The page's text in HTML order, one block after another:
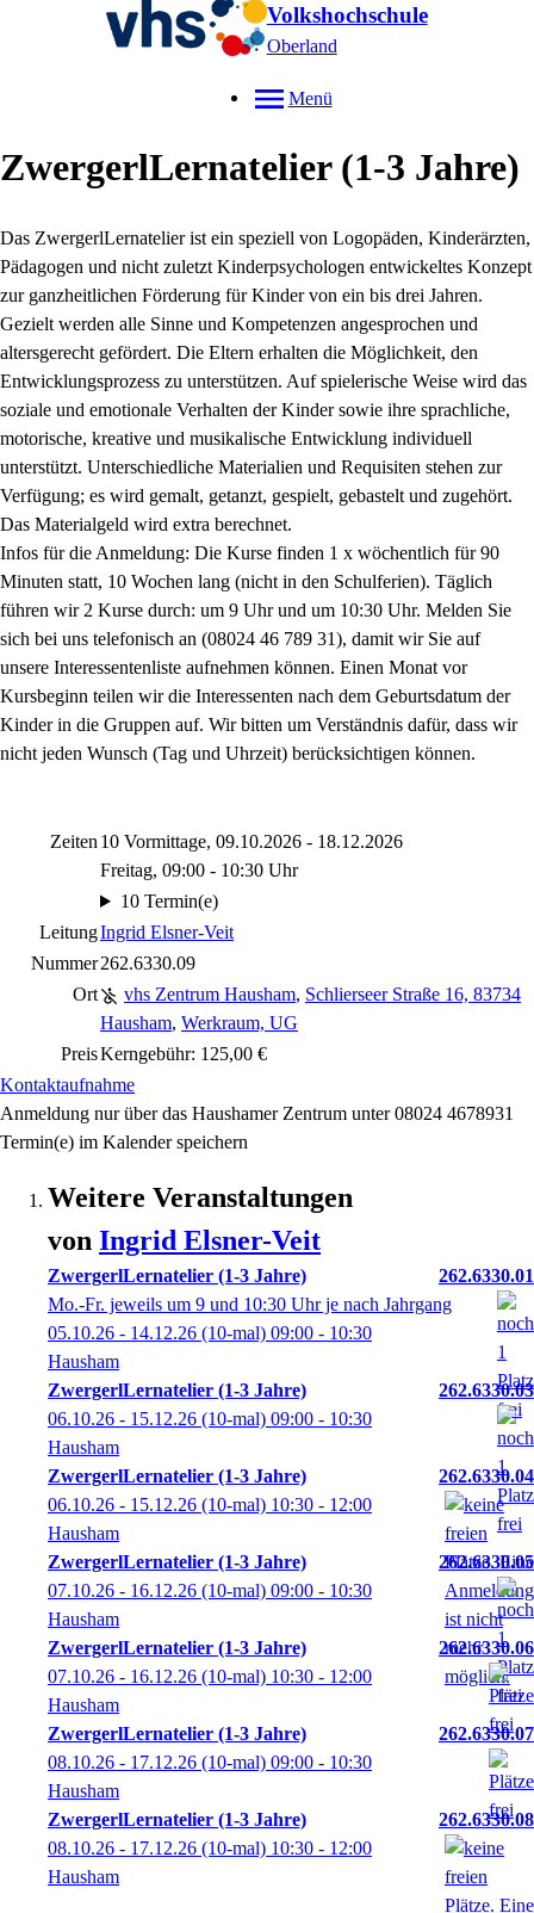
Volkshochschule
Oberland
Menü
ZwergerlLernatelier (1-3 Jahre)
Das ZwergerlLernatelier ist ein speziell von Logopäden, Kinderärzten,
Pädagogen und nicht zuletzt Kinderpsychologen entwickeltes Konzept
zur ganzheitlichen Förderung für Kinder von ein bis drei Jahren.
Gezielt werden alle Sinne und Kompetenzen angesprochen und
altersgerecht gefördert. Die Eltern erhalten die Möglichkeit, den
Entwicklungsprozess zu unterstützen. Auf spielerische Weise wird das
soziale und emotionale Verhalten der Kinder sowie ihre sprachliche,
motorische, kreative und musikalische Entwicklung individuell
unterstützt. Unterschiedliche Materialien und Requisiten stehen zur
Verfügung; es wird gemalt, getanzt, gespielt, gebastelt und zugehört.
Das Materialgeld wird extra berechnet.
Infos für die Anmeldung: Die Kurse finden 1 x wöchentlich für 90
Minuten statt, 10 Wochen lang (nicht in den Schulferien). Täglich
führen wir 2 Kurse durch: um 9 Uhr und um 10:30 Uhr. Melden Sie
sich bei uns telefonisch an (08024 46 789 31), damit wir Sie auf
unsere Interessentenliste aufnehmen können. Einen Monat vor
Kursbeginn teilen wir die Interessenten nach dem Geburtsdatum der
Kinder in die Gruppen auf. Wir bitten um Verständnis dafür, dass wir
nicht jeden Wunsch (Tag und Uhrzeit) berücksichtigen können.
Zeiten 10 Vormittage, 09.10.2026 - 18.12.2026
Freitag, 09:00 - 10:30 Uhr
10 Termin(e)
LeitungIngrid Elsner-Veit
Nummer262.6330.09
Ort
vhs Zentrum Hausham, Schlierseer Straße 16, 83734
Hausham, Werkraum, UG
PreisKerngebühr: 125,00 €
Kontaktaufnahme
Anmeldung nur über das Haushamer Zentrum unter 08024 4678931
Termin(e) im Kalender speichern
Weitere Veranstaltungen
von Ingrid Elsner-Veit
ZwergerlLernatelier (1-3 Jahre)
262.6330.01
Mo.-Fr. jeweils um 9 und 10:30 Uhr je nach Jahrgang
05.10.26 - 14.12.26 (10-mal) 09:00 - 10:30
Hausham
ZwergerlLernatelier (1-3 Jahre)
262.6330.03
06.10.26 - 15.12.26 (10-mal) 09:00 - 10:30
Hausham
ZwergerlLernatelier (1-3 Jahre)
262.6330.04
06.10.26 - 15.12.26 (10-mal) 10:30 - 12:00
Hausham
ZwergerlLernatelier (1-3 Jahre)
262.6330.05
07.10.26 - 16.12.26 (10-mal) 09:00 - 10:30
Hausham
ZwergerlLernatelier (1-3 Jahre)
262.6330.06
07.10.26 - 16.12.26 (10-mal) 10:30 - 12:00
Hausham
ZwergerlLernatelier (1-3 Jahre)
262.6330.07
08.10.26 - 17.12.26 (10-mal) 09:00 - 10:30
Hausham
ZwergerlLernatelier (1-3 Jahre)
262.6330.08
08.10.26 - 17.12.26 (10-mal) 10:30 - 12:00
Hausham